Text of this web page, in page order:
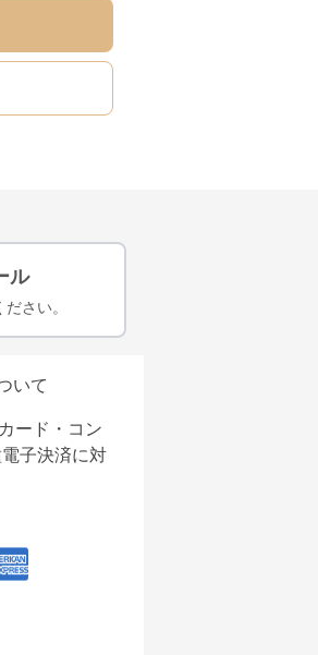
ル
さい。
いて
ード・コン
子決済に対